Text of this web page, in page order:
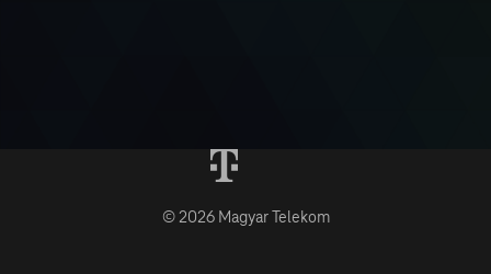
© 2026 Magyar Telekom